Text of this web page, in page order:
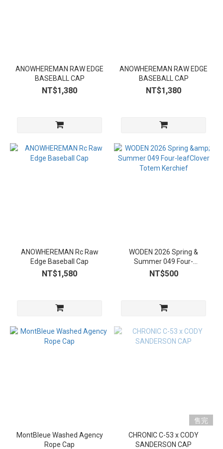
ANOWHEREMAN RAW EDGE
BASEBALL CAP
NT$1,380
ANOWHEREMAN RAW EDGE
BASEBALL CAP
NT$1,380
ANOWHEREMAN Rc Raw
Edge Baseball Cap
NT$1,580
WODEN 2026 Spring &
Summer 049 Four-
leafClover Totem Kerchief
NT$500
MontBleue Washed Agency
Rope Cap
售完
CHRONIC C-53 x CODY
SANDERSON CAP